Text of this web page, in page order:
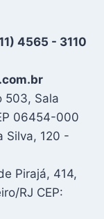
4565 - 3110
503, Sala
06454-000
Silva, 120 -
Pirajá, 414,
RJ CEP: